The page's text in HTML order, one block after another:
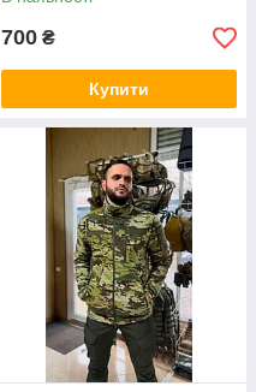
700 ₴
Купити